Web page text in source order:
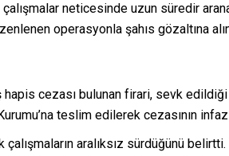
çalışmalar neticesinde uzun süredir
operasyonla şahıs gözaltına
hapis cezası bulunan firari, sevk
teslim edilerek cezasının
aralıksız sürdüğünü